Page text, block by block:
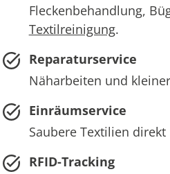
Fleckenbehandlung,
Textilreinigung.
Reparaturservice
Näharbeiten und
Einräumservice
Saubere Textilien
RFID-Tracking